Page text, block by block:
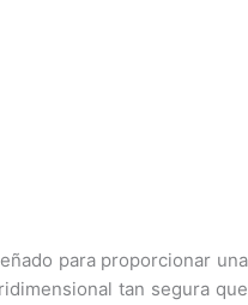
para proporcionar una
tan segura que